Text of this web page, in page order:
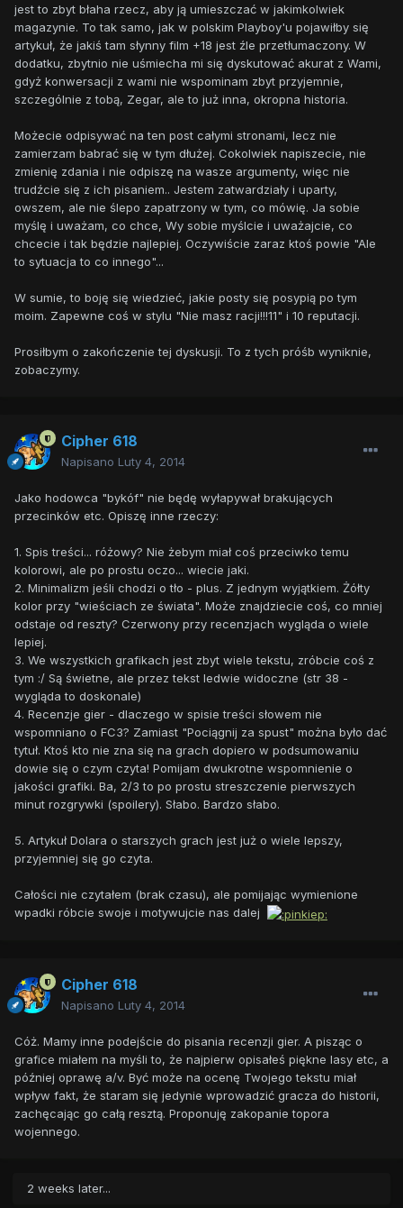
jest to zbyt błaha rzecz, aby ją umieszczać w jakimkolwiek
magazynie. To tak samo, jak w polskim Playboy'u pojawiłby się
artykuł, że jakiś tam słynny film +18 jest źle przetłumaczony. W
dodatku, zbytnio nie uśmiecha mi się dyskutować akurat z Wami,
gdyż konwersacji z wami nie wspominam zbyt przyjemnie,
szczególnie z tobą, Zegar, ale to już inna, okropna historia.
Możecie odpisywać na ten post całymi stronami, lecz nie
zamierzam babrać się w tym dłużej. Cokolwiek napiszecie, nie
zmienię zdania i nie odpiszę na wasze argumenty, więc nie
trudźcie się z ich pisaniem.. Jestem zatwardziały i uparty,
owszem, ale nie ślepo zapatrzony w tym, co mówię. Ja sobie
myślę i uważam, co chce, Wy sobie myślcie i uważajcie, co
chcecie i tak będzie najlepiej. Oczywiście zaraz ktoś powie "Ale
to sytuacja to co innego"...
W sumie, to boję się wiedzieć, jakie posty się posypią po tym
moim. Zapewne coś w stylu "Nie masz racji!!!11" i 10 reputacji.
Prosiłbym o zakończenie tej dyskusji. To z tych próśb wyniknie,
zobaczymy.
Cipher 618
Napisano Luty 4, 2014
Jako hodowca "bykóf" nie będę wyłapywał brakujących
przecinków etc. Opiszę inne rzeczy:
1. Spis treści... różowy? Nie żebym miał coś przeciwko temu
kolorowi, ale po prostu oczo... wiecie jaki.
2. Minimalizm jeśli chodzi o tło - plus. Z jednym wyjątkiem. Żółty
kolor przy "wieściach ze świata". Może znajdziecie coś, co mniej
odstaje od reszty? Czerwony przy recenzjach wygląda o wiele
lepiej.
3. We wszystkich grafikach jest zbyt wiele tekstu, zróbcie coś z
tym :/ Są świetne, ale przez tekst ledwie widoczne (str 38 -
wygląda to doskonale)
4. Recenzje gier - dlaczego w spisie treści słowem nie
wspomniano o FC3? Zamiast "Pociągnij za spust" można było dać
tytuł. Ktoś kto nie zna się na grach dopiero w podsumowaniu
dowie się o czym czyta! Pomijam dwukrotne wspomnienie o
jakości grafiki. Ba, 2/3 to po prostu streszczenie pierwszych
minut rozgrywki (spoilery). Słabo. Bardzo słabo.
5. Artykuł Dolara o starszych grach jest już o wiele lepszy,
przyjemniej się go czyta.
Całości nie czytałem (brak czasu), ale pomijając wymienione
wpadki róbcie swoje i motywujcie nas dalej
Cipher 618
Napisano Luty 4, 2014
Cóż. Mamy inne podejście do pisania recenzji gier. A pisząc o
grafice miałem na myśli to, że najpierw opisałeś piękne lasy etc, a
później oprawę a/v. Być może na ocenę Twojego tekstu miał
wpływ fakt, że staram się jedynie wprowadzić gracza do historii,
zachęcając go całą resztą. Proponuję zakopanie topora
wojennego.
2 weeks later...